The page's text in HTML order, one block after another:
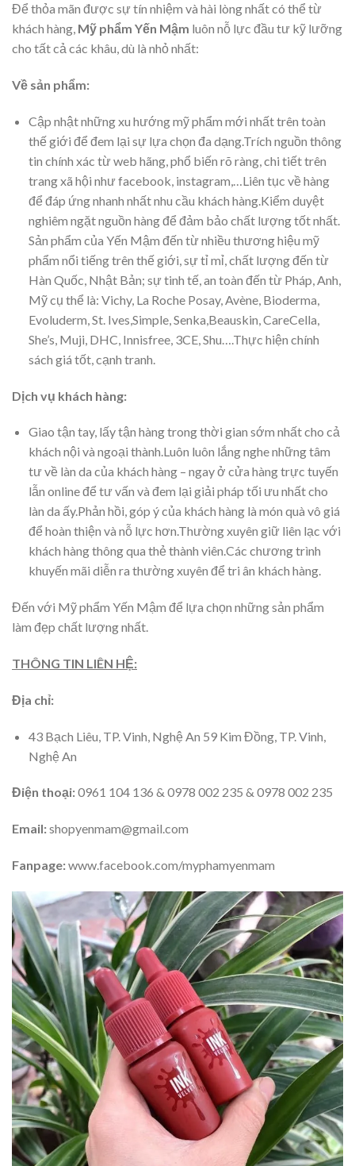
Để thỏa mãn được sự tín nhiệm và hài lòng nhất có thể từ
khách hàng, Mỹ phẩm Yến Mậm luôn nỗ lực đầu tư kỹ lưỡng
cho tất cả các khâu, dù là nhỏ nhất:
Về sản phẩm:
Cập nhật những xu hướng mỹ phẩm mới nhất trên toàn
thế giới để đem lại sự lựa chọn đa dạng.Trích nguồn thông
tin chính xác từ web hãng, phổ biến rõ ràng, chi tiết trên
trang xã hội như facebook, instagram,…Liên tục về hàng
để đáp ứng nhanh nhất nhu cầu khách hàng.Kiểm duyệt
nghiêm ngặt nguồn hàng để đảm bảo chất lượng tốt nhất.
Sản phẩm của Yến Mậm đến từ nhiều thương hiệu mỹ
phẩm nổi tiếng trên thế giới, sự tỉ mỉ, chất lượng đến từ
Hàn Quốc, Nhật Bản; sự tinh tế, an toàn đến từ Pháp, Anh,
Mỹ cụ thể là: Vichy, La Roche Posay, Avène, Bioderma,
Evoluderm, St. Ives,Simple, Senka,Beauskin, CareCella,
She’s, Muji, DHC, Innisfree, 3CE, Shu….Thực hiện chính
sách giá tốt, cạnh tranh.
Dịch vụ khách hàng:
Giao tận tay, lấy tận hàng trong thời gian sớm nhất cho cả
khách nội và ngoại thành.Luôn luôn lắng nghe những tâm
tư về làn da của khách hàng – ngay ở cửa hàng trực tuyến
lẫn online để tư vấn và đem lại giải pháp tối ưu nhất cho
làn da ấy.Phản hồi, góp ý của khách hàng là món quà vô giá
để hoàn thiện và nỗ lực hơn.Thường xuyên giữ liên lạc với
khách hàng thông qua thẻ thành viên.Các chương trình
khuyến mãi diễn ra thường xuyên để tri ân khách hàng.
Đến với Mỹ phẩm Yến Mậm để lựa chọn những sản phẩm
làm đẹp chất lượng nhất.
THÔNG TIN LIÊN HỆ:
Địa chỉ:
43 Bạch Liêu, TP. Vinh, Nghệ An 59 Kim Đồng, TP. Vinh,
Nghệ An
Điện thoại:0961 104 136 & 0978 002 235 & 0978 002 235
Email:shopyenmam@gmail.com
Fanpage:www.facebook.com/myphamyenmam